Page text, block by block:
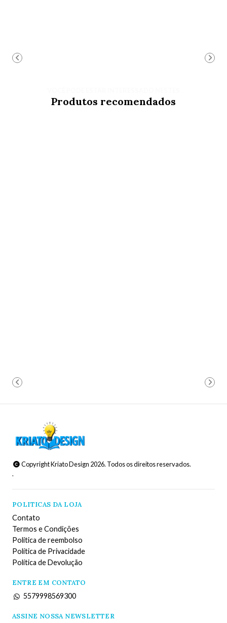
Produtos recomendados
Copyright Kriato Design 2026. Todos os direitos reservados.
.
POLITICAS DA LOJA
Contato
Termos e Condições
Politica de reembolso
Política de Privacidade
Política de Devolução
ENTRE EM CONTATO
5579998569300
ASSINE NOSSA NEWSLETTER